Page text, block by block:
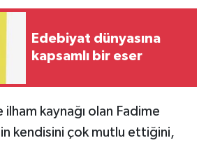
Edebiyat dünyasına
kapsamlı bir eser
ilham kaynağı olan Fadime
kendisini çok mutlu ettiğini,